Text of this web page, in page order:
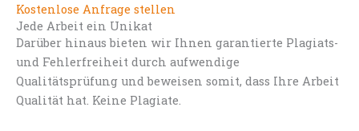
Kostenlose Anfrage stellen
Jede Arbeit ein Unikat
Darüber hinaus bieten wir Ihnen garantierte Plagiats-
und Fehlerfreiheit durch aufwendige
Qualitätsprüfung und beweisen somit, dass Ihre Arbeit
Qualität hat. Keine Plagiate.